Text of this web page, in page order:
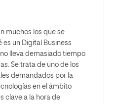
muchos los que se
un Digital Business
lleva demasiado tiempo
Se trata de uno de los
demandados por la
en el ámbito
clave a la hora de